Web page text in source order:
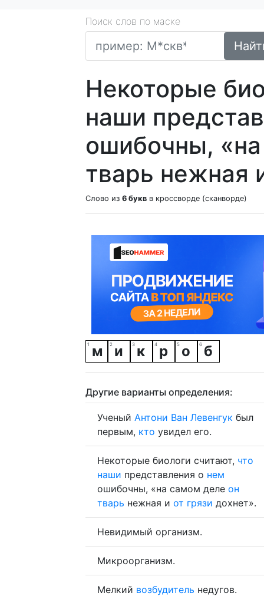
Поиск слов по маске
Некоторые
наши
ошибочны,
тварь нежная
Слово из 6 букв в кроссворде (сканворде)
м и к р о б
Другие варианты определения:
Ученый Антони Ван Левенгук был
первым, кто увидел его.
Некоторые биологи считают, что
наши представления о нем
ошибочны, «на самом деле он
тварь нежная и от грязи дохнет».
Невидимый организм.
Микроорганизм.
Мелкий возбудитель недугов.